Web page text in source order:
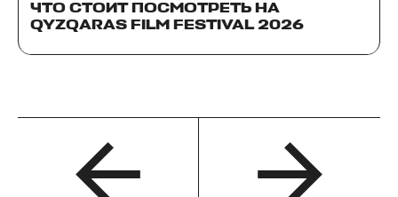
ЧТО СТОИТ ПОСМОТРЕТЬ НА
QYZQARAS FILM FESTIVAL 2026